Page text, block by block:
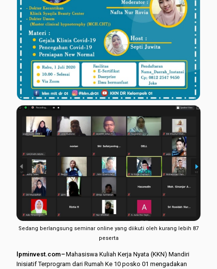
Sedang berlangsung seminar online yang diikuti oleh kurang lebih 87
peserta
pminvest. com–Mahasiswa Kuliah Kerja Nyata (KKN) Mandiri
Inisiatif Terprogram dari Rumah Ke 10 posko 01 mengadakan